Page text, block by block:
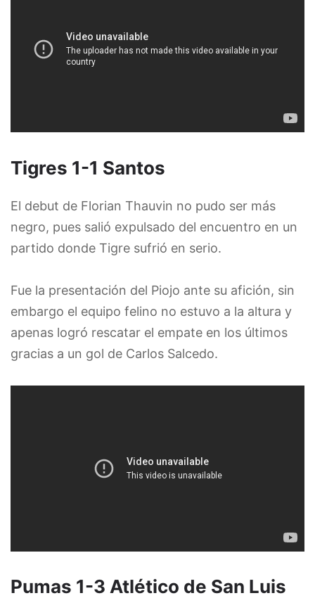
Tigres 1-1 Santos
El debut de Florian Thauvin no pudo ser más
negro, pues salió expulsado del encuentro en un
partido donde Tigre sufrió en serio.
Fue la presentación del Piojo ante su afición, sin
embargo el equipo felino no estuvo a la altura y
apenas logró rescatar el empate en los últimos
gracias a un gol de Carlos Salcedo.
Pumas 1-3 Atlético de San Luis